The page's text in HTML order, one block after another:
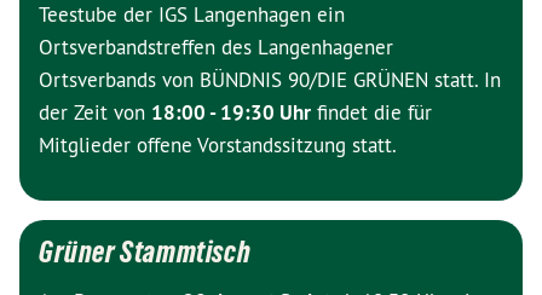
Teestube der IGS Langenhagen ein
Ortsverbandstreffen des Langenhagener
Ortsverbands von BÜNDNIS 90/DIE GRÜNEN statt. In
der Zeit von 18:00 - 19:30 Uhr findet die für
Mitglieder offene Vorstandssitzung statt.
Grüner Stammtisch